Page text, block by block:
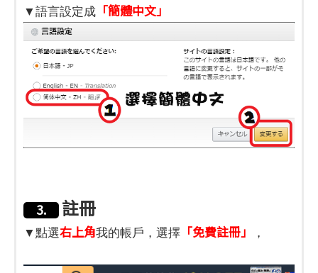
▼語言設定成 「簡體中文」
3.註冊
▼點選右上角我的帳戶，選擇 「免費註冊」 ，